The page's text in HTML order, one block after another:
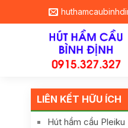
LIÊN KẾT HỮU ÍCH
Hút hầm cầu Pleiku